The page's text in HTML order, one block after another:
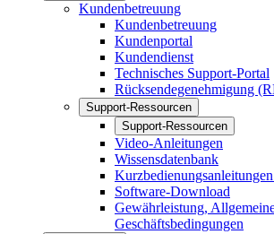
Kundenbetreuung
Kundenbetreuung
Kundenportal
Kundendienst
Technisches Support-Portal
Rücksendegenehmigung
Support-Ressourcen
Support-Ressourcen
Video-Anleitungen
Wissensdatenbank
Software-Download
Gewährleistung,
Geschäftsbedingungen